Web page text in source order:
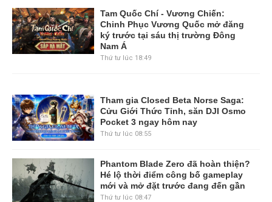
Tam Quốc Chí - Vương Chiến:
Chinh Phục Vương Quốc mở đăng
ký trước tại sáu thị trường Đông
Nam Á
Thứ tư lúc 18:49
Tham gia Closed Beta Norse Saga:
Cửu Giới Thức Tỉnh, săn DJI Osmo
Pocket 3 ngay hôm nay
Thứ tư lúc 08:55
Phantom Blade Zero đã hoàn thiện?
Hé lộ thời điểm công bố gameplay
mới và mở đặt trước đang đến gần
Thứ tư lúc 08:47